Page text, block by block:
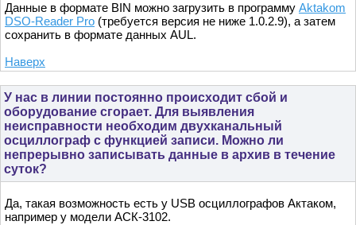
Данные в формате BIN можно загрузить в программу Aktakom
DSO-Reader Pro (требуется версия не ниже 1.0.2.9), а затем
сохранить в формате данных AUL.
Наверх
У нас в линии постоянно происходит сбой и
оборудование сгорает. Для выявления
неисправности необходим двухканальный
осциллограф с функцией записи. Можно ли
непрерывно записывать данные в архив в течение
суток?
Да, такая возможность есть у USB осциллографов Актаком,
например у модели АСК-3102.